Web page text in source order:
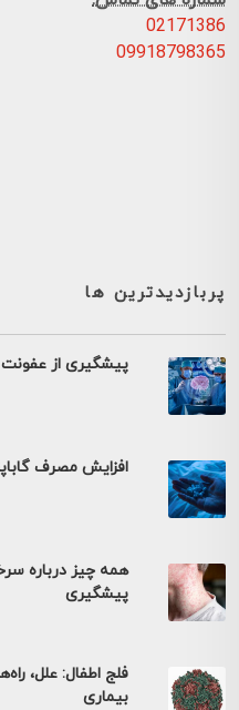
02171386
09918798365
پربازدیدترین ها
پیشگیری از
افزایش مصرف
همه چیز درباره
پیشگیری
فلج اطفال: علل،
بیماری